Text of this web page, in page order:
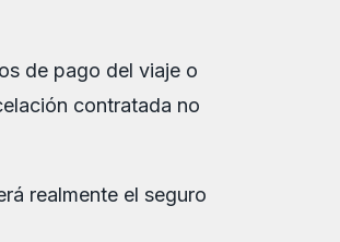
de pago del viaje o
contratada no
realmente el seguro